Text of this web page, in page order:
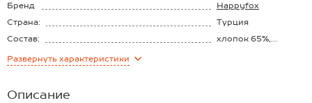
Бренд
Happyfox
Страна:
Турция
Состав:
хлопок 65%,
Материал:
Начес:
Развернуть характеристики
Описание